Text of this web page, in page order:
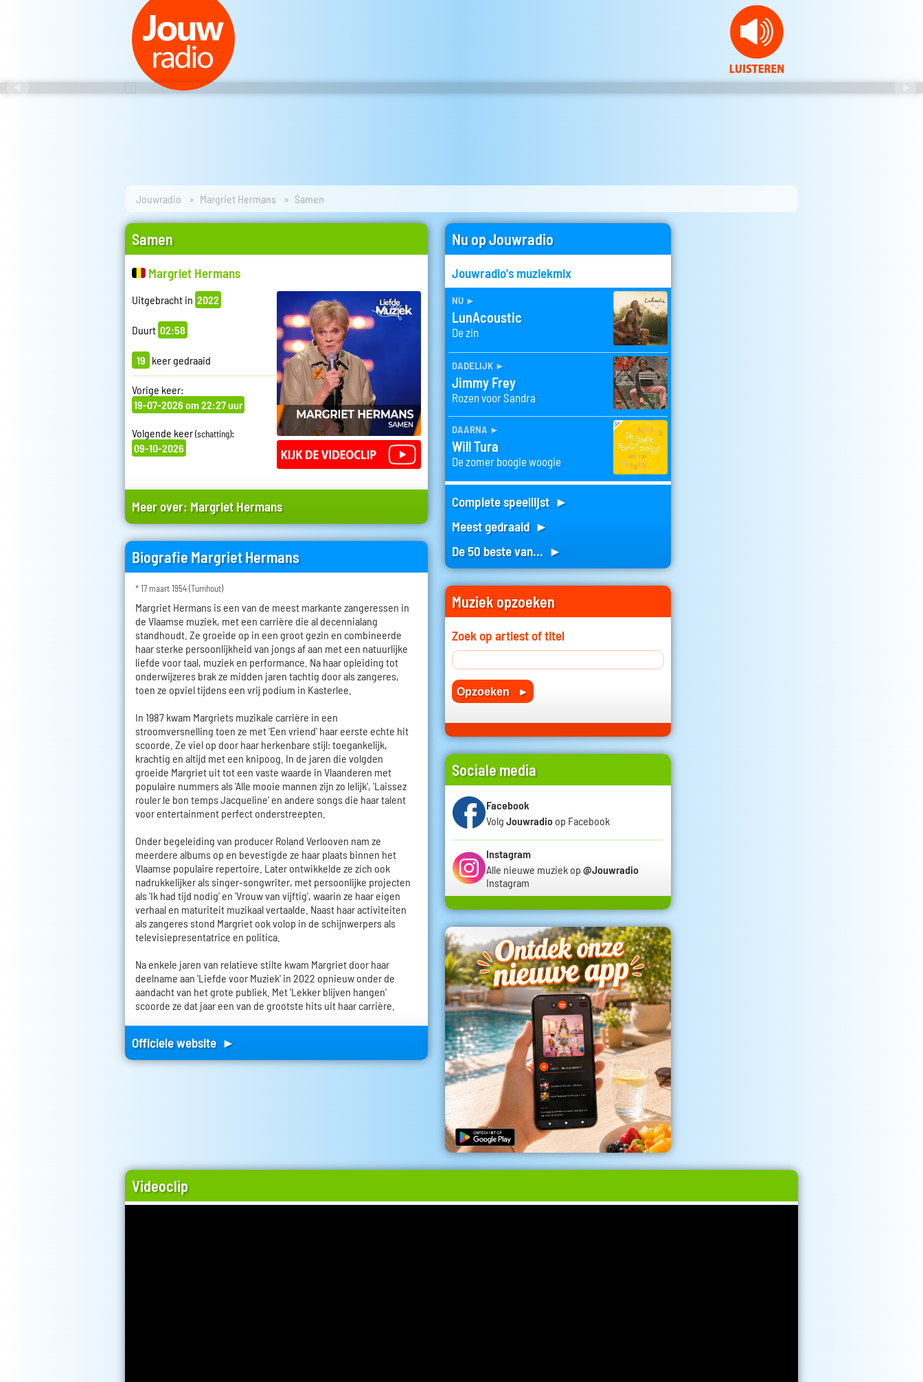
Jouwradio Margriet Hermans Samen
Samen
Margriet Hermans
Uitgebracht in 2022
Duurt 02:58
19 keer gedraaid
Vorige keer:
19-07-2026 om 22:27 uur
Volgende keer(schatting):
09-10-2026
Meer over: Margriet Hermans
Biografie Margriet Hermans
* 17 maart 1954 (Turnhout)
Margriet Hermans is een van de meest markante zangeressen in
de Vlaamse muziek, met een carrière die al decennialang
standhoudt. Ze groeide op in een groot gezin en combineerde
haar sterke persoonlijkheid van jongs af aan met een natuurlijke
liefde voor taal, muziek en performance. Na haar opleiding tot
onderwijzeres brak ze midden jaren tachtig door als zangeres,
toen ze opviel tijdens een vrij podium in Kasterlee.
In 1987 kwam Margriets muzikale carrière in een
stroomversnelling toen ze met 'Een vriend' haar eerste echte hit
scoorde. Ze viel op door haar herkenbare stijl: toegankelijk,
krachtig en altijd met een knipoog. In de jaren die volgden
groeide Margriet uit tot een vaste waarde in Vlaanderen met
populaire nummers als 'Alle mooie mannen zijn zo lelijk', 'Laissez
rouler le bon temps Jacqueline' en andere songs die haar talent
voor entertainment perfect onderstreepten.
Onder begeleiding van producer Roland Verlooven nam ze
meerdere albums op en bevestigde ze haar plaats binnen het
Vlaamse populaire repertoire. Later ontwikkelde ze zich ook
nadrukkelijker als singer-songwriter, met persoonlijke projecten
als 'Ik had tijd nodig' en 'Vrouw van vijftig', waarin ze haar eigen
verhaal en maturiteit muzikaal vertaalde. Naast haar activiteiten
als zangeres stond Margriet ook volop in de schijnwerpers als
televisiepresentatrice en politica.
Na enkele jaren van relatieve stilte kwam Margriet door haar
deelname aan 'Liefde voor Muziek' in 2022 opnieuw onder de
aandacht van het grote publiek. Met 'Lekker blijven hangen'
scoorde ze dat jaar een van de grootste hits uit haar carrière.
Officiele website ►
Nu op Jouwradio
Jouwradio's muziekmix
nu ►
LunAcoustic
De zin
dadelijk ►
Jimmy Frey
Rozen voor Sandra
daarna ►
Will Tura
De zomer boogie woogie
Complete speellijst ►
Meest gedraaid ►
De 50 beste van... ►
Muziek opzoeken
Zoek op artiest of titel
Sociale media
Facebook
Volg Jouwradio op Facebook
Instagram
Alle nieuwe muziek op @Jouwradio
Instagram
Videoclip